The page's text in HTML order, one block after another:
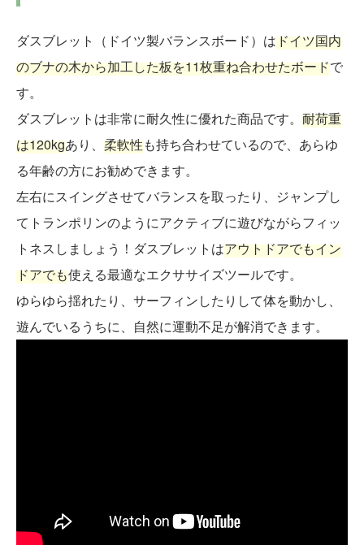
ダスブレット（ドイツ製バランスボード）はドイツ国内
のブナの木から加工した板を11枚重ね合わせたボードで
す。
ダスブレットは非常に耐久性に優れた商品です。 耐荷重
は120kgあり、 柔軟性も持ち合わせているので、あらゆ
る年齢の方にお勧めできます。
左右にスイングさせてバランスを取ったり、ジャンプし
てトランポリンのようにアクティブに遊びながらフィッ
トネスしましょう！ダスブレットはアウトドアでもイン
ドアでも使える最適なエクササイズツールです。
ゆらゆら揺れたり、サーフィンしたりして体を動かし、
遊んでいるうちに、自然に運動不足が解消できます。